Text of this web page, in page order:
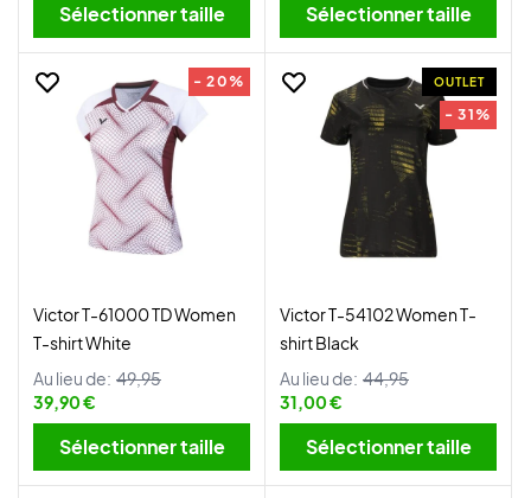
Sélectionner taille Sélectionner taille
- 20%
Victor T-61000 TD Women
T-shirt White
Au lieu de: 49,95
39,90 €
Sélectionner taille
OUTLET
- 31%
Victor T-54102 Women T-
shirt Black
Au lieu de: 44,95
31,00 €
Sélectionner taille